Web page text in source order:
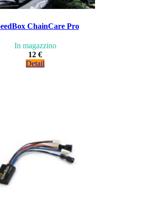
ChainCare Pro
In magazzino
12 €
Detail